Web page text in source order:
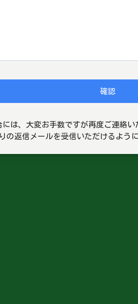
確認
は、大変お手数ですが再度ご連絡
返信メールを受信いただけるよう